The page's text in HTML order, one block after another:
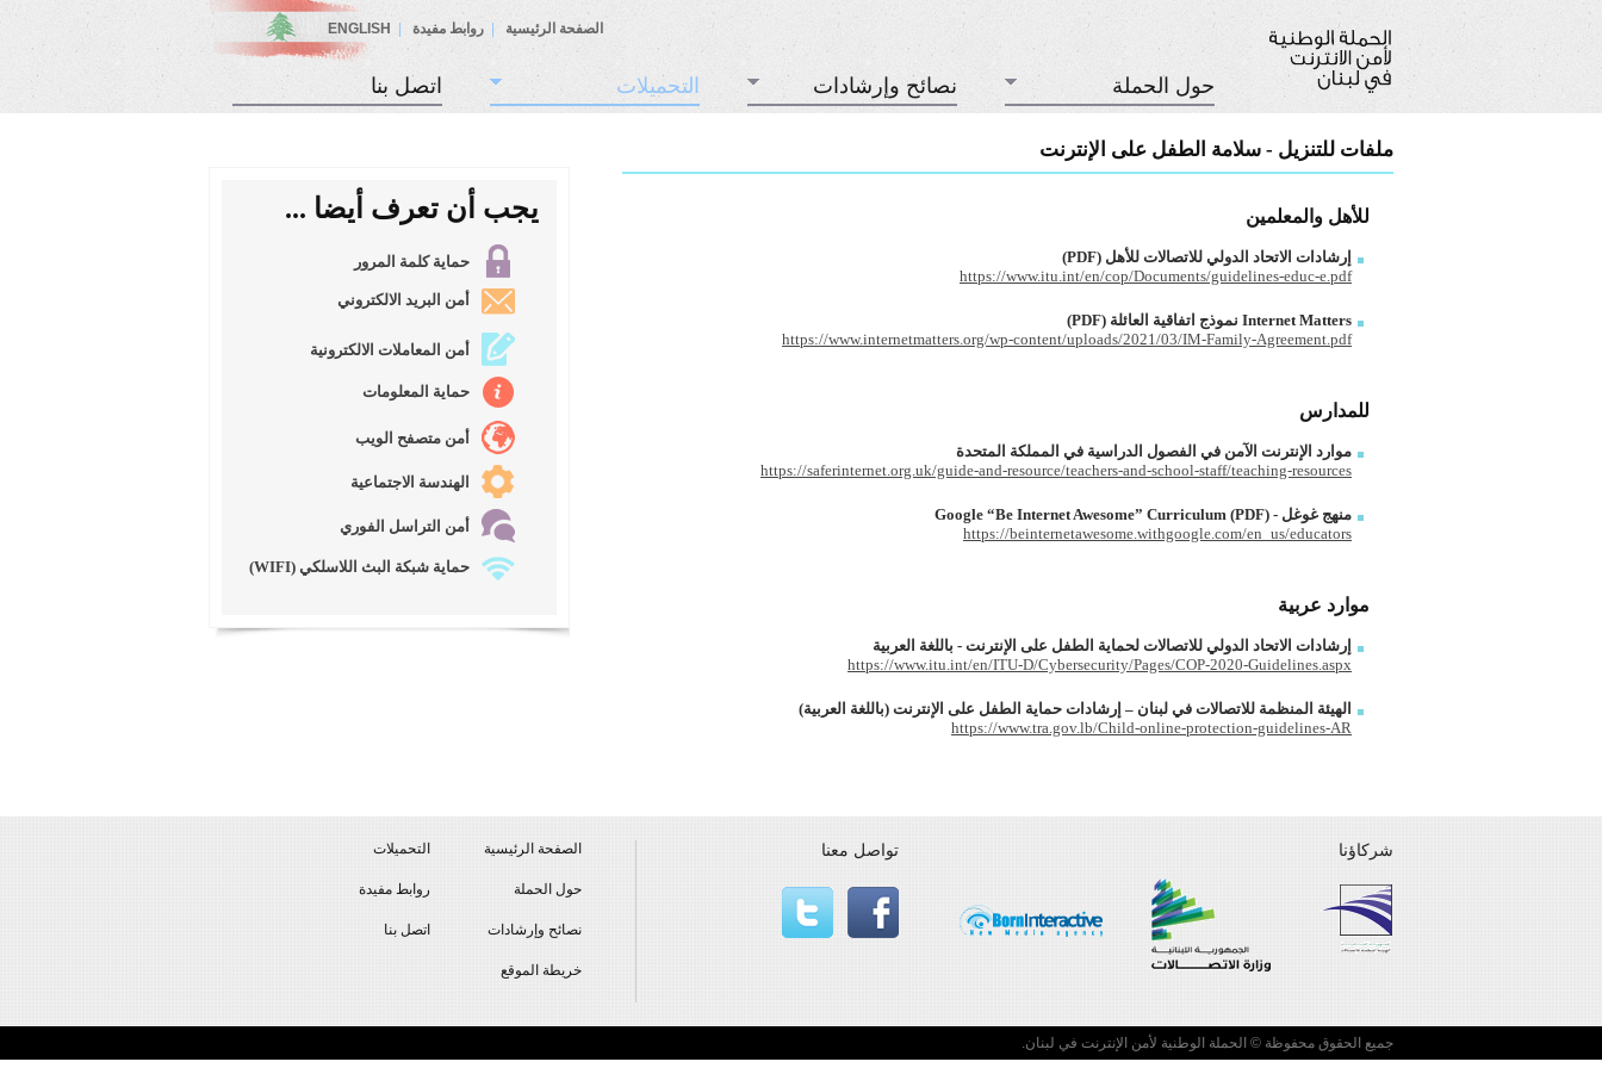
الصفحة الرئيسية روابط مفيدة ENGLISH
حول الحملة نصائح وإرشادات التحميلات اتصل بنا
ملفات للتنزيل - سلامة الطفل على الإنترنت
للأهل والمعلمين
إرشادات الاتحاد الدولي للاتصالات للأهل (PDF)
https://www.itu.int/en/cop/Documents/guidelines-educ-e.pdf
Internet Matters نموذج اتفاقية العائلة (PDF)
https://www.internetmatters.org/wp-content/uploads/2021/03/IM-Family-Agreement.pdf
للمدارس
موارد الإنترنت الآمن في الفصول الدراسية في المملكة المتحدة
https://saferinternet.org.uk/guide-and-resource/teachers-and-school-staff/teaching-resources
منهج غوغل - Google “Be Internet Awesome” Curriculum (PDF)
https://beinternetawesome.withgoogle.com/en_us/educators
موارد عربية
إرشادات الاتحاد الدولي للاتصالات لحماية الطفل على الإنترنت - باللغة العربية
https://www.itu.int/en/ITU-D/Cybersecurity/Pages/COP-2020-Guidelines.aspx
الهيئة المنظمة للاتصالات في لبنان – إرشادات حماية الطفل على الإنترنت (باللغة العربية)
https://www.tra.gov.lb/Child-online-protection-guidelines-AR
يجب أن تعرف أيضا ...
حماية كلمة المرور
أمن البريد الالكتروني
أمن المعاملات الالكترونية
حماية المعلومات
أمن متصفح الويب
الهندسة الاجتماعية
أمن التراسل الفوري
حماية شبكة البث اللاسلكي (WIFI)
شركاؤنا تواصل معنا الصفحة الرئيسية
حول الحملة
نصائح وإرشادات
خريطة الموقع
التحميلات
روابط مفيدة
اتصل بنا
جميع الحقوق محفوظة © الحملة الوطنية لأمن الإنترنت في لبنان.